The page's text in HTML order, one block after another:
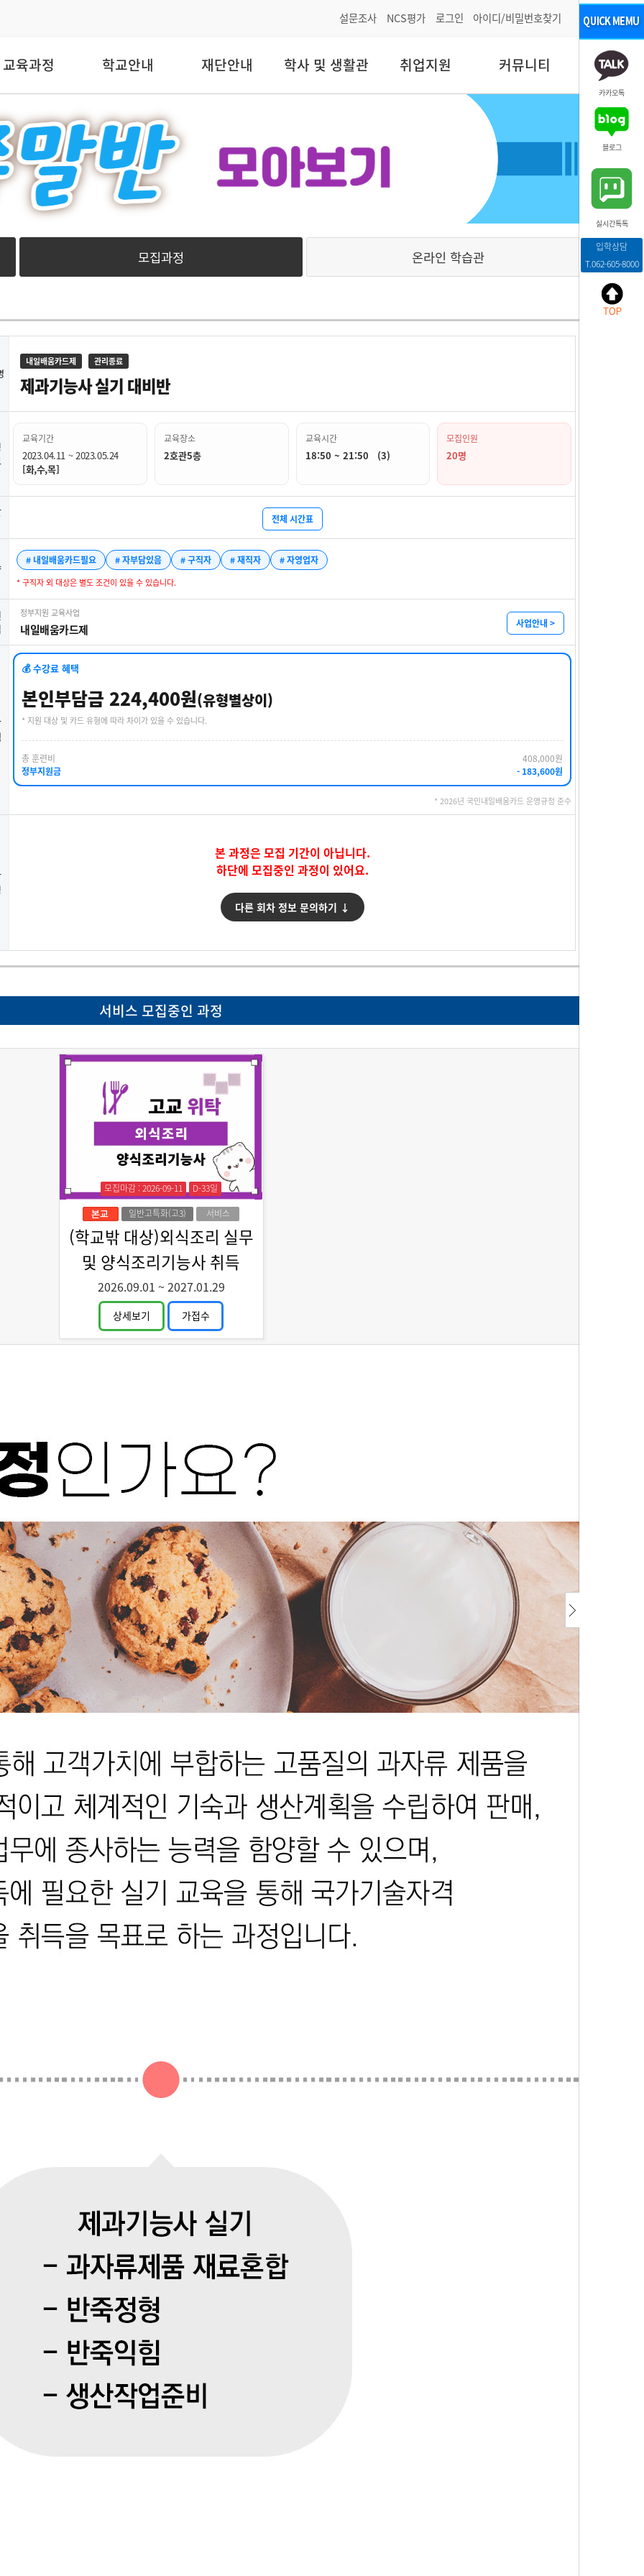
설문조사 NCS평가 로그인 아이디/비밀번호찾기
교육과정 학교안내 재단안내 학사 및 생활관 취업지원 커뮤니티
모집과정 온라인 학습관
내일배움카드제 관리종료
제과기능사 실기 대비반
교육기간
2023.04.11 ~ 2023.05.24
[화,수,목]
교육장소
2호관5층
교육시간
18:50 ~ 21:50 (3)
모집인원
20명
전체 시간표
# 내일배움카드필요 # 자부담있음 # 구직자 # 재직자 # 자영업자
* 구직자 외 대상은 별도 조건이 있을 수 있습니다.
정부지원 교육사업
내일배움카드제 사업안내 >
💰 수강료 혜택
본인부담금 224,400원(유형별상이)
* 지원 대상 및 카드 유형에 따라 차이가 있을 수 있습니다.
총 훈련비
408,000원
정부지원금
- 183,600원
* 2026년 국민내일배움카드 운영규정 준수
본 과정은 모집 기간이 아닙니다.
하단에 모집중인 과정이 있어요.
다른 회차 정보 문의하기 ↓
서비스 모집중인 과정
모집마감 : 2026-09-11
D-33일
일반고특화(고3)
서비스
(학교밖 대상)외식조리 실무
및 양식조리기능사 취득
2026.09.01 ~ 2027.01.29
상세보기 가접수
카카오톡
블로그
실시간톡톡
입학상담
T.062-605-8000